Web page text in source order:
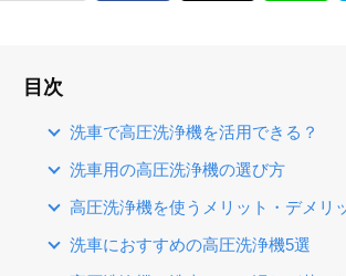
目次
洗車で高圧洗浄機を活用できる？
洗車用の高圧洗浄機の選び方
高圧洗浄機を使うメリット・デメリ
洗車におすすめの高圧洗浄機5選